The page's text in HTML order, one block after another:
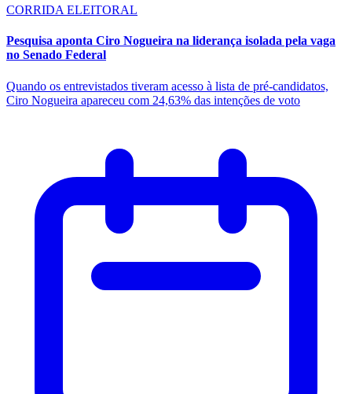
CORRIDA ELEITORAL
Pesquisa aponta Ciro Nogueira na liderança isolada pela vaga
no Senado Federal
Quando os entrevistados tiveram acesso à lista de pré-candidatos,
Ciro Nogueira apareceu com 24,63% das intenções de voto